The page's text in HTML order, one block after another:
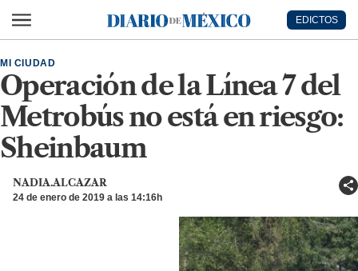
Diario de México
EDICTOS
Operación de la Línea 7 del
Metrobús no está en riesgo:
Sheinbaum
MI CIUDAD
NADIA.ALCAZAR
24 de enero de 2019 a las 14:16h